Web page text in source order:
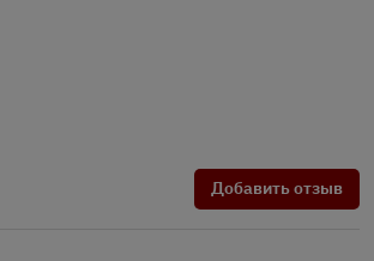
Добавить отзыв